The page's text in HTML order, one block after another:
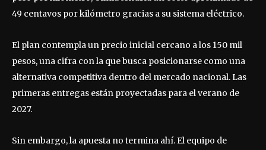
49 centavos por kilómetro gracias a su sistema eléctrico.
El plan contempla un precio inicial cercano a los 150 mil
pesos, una cifra con la que busca posicionarse como una
alternativa competitiva dentro del mercado nacional. Las
primeras entregas están proyectadas para el verano de
2027.
Sin embargo, la apuesta no termina ahí. El equipo de